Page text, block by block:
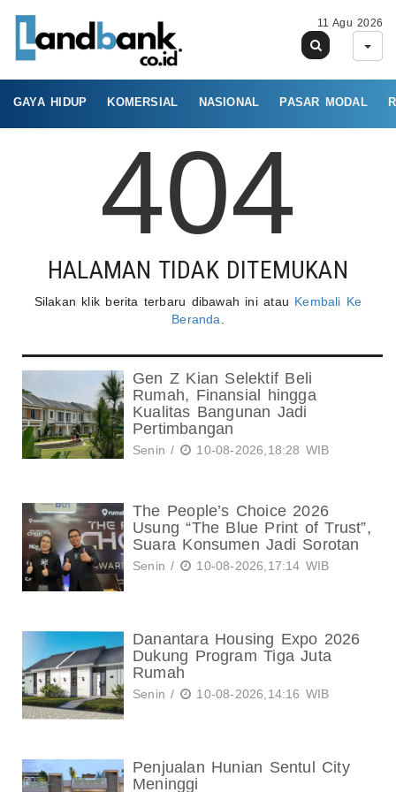
11 Agu 2026
GAYA HIDUP KOMERSIAL NASIONAL PASAR MODAL
404
HALAMAN TIDAK DITEMUKAN
Silakan klik berita terbaru dibawah ini atau Kembali Ke
Beranda
Gen Z Kian Selektif Beli
Rumah, Finansial hingga
Kualitas Bangunan Jadi
Pertimbangan
Senin / 10-08-2026,18:28 WIB
The People’s Choice 2026
Usung “The Blue Print of Trust”,
Suara Konsumen Jadi Sorotan
Senin / 10-08-2026,17:14 WIB
Danantara Housing Expo 2026
Dukung Program Tiga Juta
Rumah
Senin / 10-08-2026,14:16 WIB
Penjualan Hunian Sentul City
Meninggi